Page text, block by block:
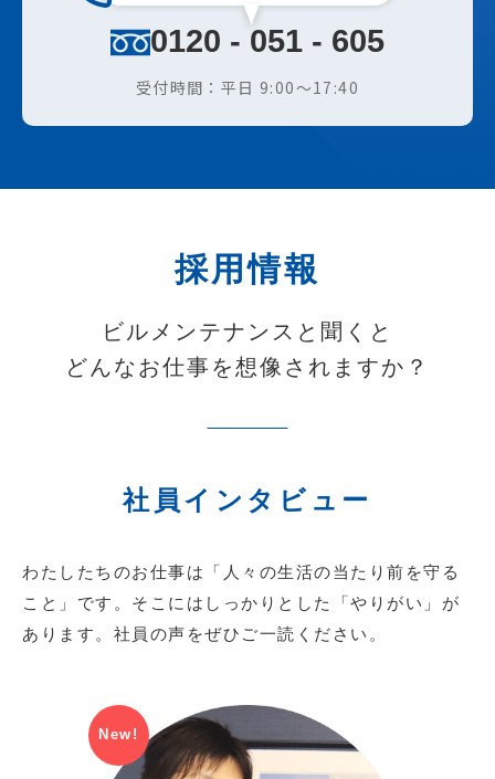
0120 - 051 - 605
受付時間：平日 9:00〜17:40
採用情報
ビルメンテナンスと聞くと
どんなお仕事を想像されますか？
社員インタビュー
わたしたちのお仕事は「人々の生活の当たり前を守る
こと」です。そこにはしっかりとした「やりがい」が
あります。社員の声をぜひご一読ください。
New!